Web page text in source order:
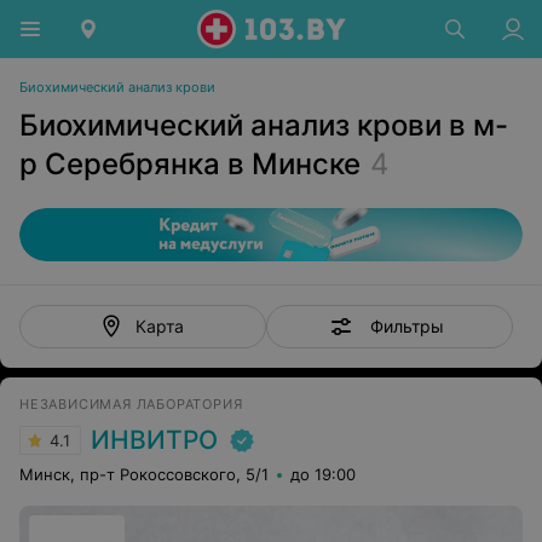
Биохимический анализ крови
Биохимический анализ крови в м-
р Серебрянка в Минске 4
Карта Фильтры
НЕЗАВИСИМАЯ ЛАБОРАТОРИЯ
4.1 ИНВИТРО
Минск, пр-т Рокоссовского, 5/1 до 19:00